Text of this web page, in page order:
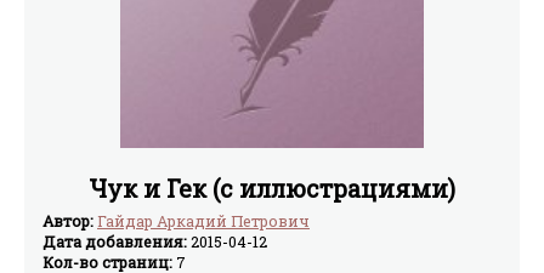
Чук и Гек (с иллюстрациями)
Автор:Гайдар Аркадий Петрович
Дата добавления:2015-04-12
Кол-во страниц: 7